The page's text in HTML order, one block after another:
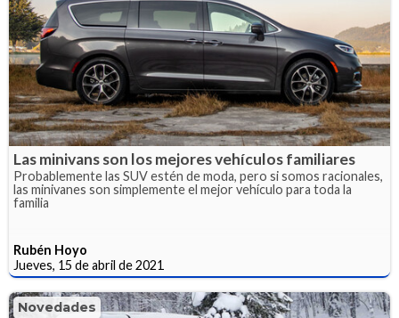
Las minivans son los mejores vehículos familiares
Probablemente las SUV estén de moda, pero si somos racionales,
las minivanes son simplemente el mejor vehículo para toda la
familia
Rubén Hoyo
Jueves, 15 de abril de 2021
Novedades